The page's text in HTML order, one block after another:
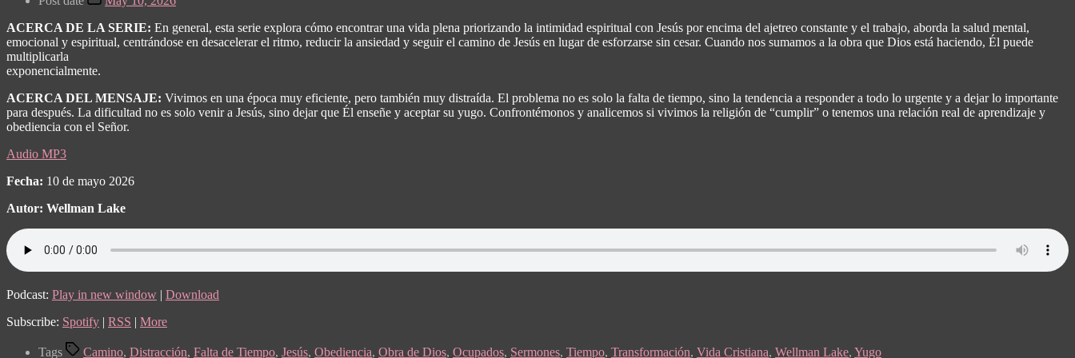
ACERCA DE LA SERIE: En general, esta serie explora cómo encontrar una vida plena priorizando la intimidad espiritual con Jesús por encima del ajetreo constante y el trabajo, aborda la salud mental,
emocional y espiritual, centrándose en desacelerar el ritmo, reducir la ansiedad y seguir el camino de Jesús en lugar de esforzarse sin cesar. Cuando nos sumamos a la obra que Dios está haciendo, Él puede
multiplicarla
exponencialmente.
ACERCA DEL MENSAJE: Vivimos en una época muy eficiente, pero también muy distraída. El problema no es solo la falta de tiempo, sino la tendencia a responder a todo lo urgente y a dejar lo importante
para después. La dificultad no es solo venir a Jesús, sino dejar que Él enseñe y aceptar su yugo. Confrontémonos y analicemos si vivimos la religión de “cumplir” o tenemos una relación real de aprendizaje y
obediencia con el Señor.
Audio MP3
Fecha: 10 de mayo 2026
Autor: Wellman Lake
Podcast: Play in new window | Download
Subscribe: Spotify | RSS | More
Tags Camino, Distracción, Falta de Tiempo, Jesús, Obediencia, Obra de Dios, Ocupados, Sermones, Tiempo, Transformación, Vida Cristiana, Wellman Lake, Yugo